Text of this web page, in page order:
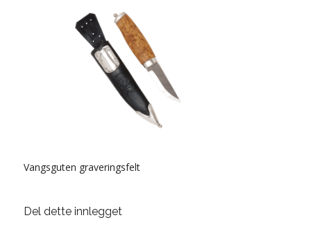
Vangsguten graveringsfelt
Del dette innlegget